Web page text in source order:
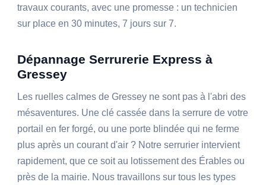
travaux courants, avec une promesse : un technicien
sur place en 30 minutes, 7 jours sur 7.
Dépannage Serrurerie Express à
Gressey
Les ruelles calmes de Gressey ne sont pas à l'abri des
mésaventures. Une clé cassée dans la serrure de votre
portail en fer forgé, ou une porte blindée qui ne ferme
plus après un courant d'air ? Notre serrurier intervient
rapidement, que ce soit au lotissement des Érables ou
près de la mairie. Nous travaillons sur tous les types